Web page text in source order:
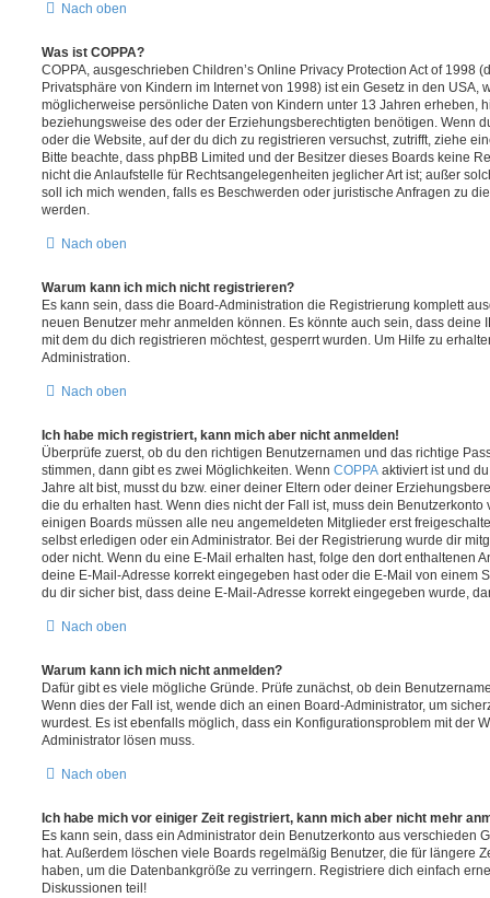
Nach oben
Was ist COPPA?
COPPA, ausgeschrieben Children’s Online Privacy Protection Act of 1998
Privatsphäre von Kindern im Internet von 1998) ist ein Gesetz in den USA,
möglicherweise persönliche Daten von Kindern unter 13 Jahren erheben,
beziehungsweise des oder der Erziehungsberechtigten benötigen. Wenn
oder die Website, auf der du dich zu registrieren versuchst, zutrifft, ziehe
Bitte beachte, dass phpBB Limited und der Besitzer dieses Boards keine
nicht die Anlaufstelle für Rechtsangelegenheiten jeglicher Art ist; außer
soll ich mich wenden, falls es Beschwerden oder juristische Anfragen zu
werden.
Nach oben
Warum kann ich mich nicht registrieren?
Es kann sein, dass die Board-Administration die Registrierung komplett
neuen Benutzer mehr anmelden können. Es könnte auch sein, dass deine
mit dem du dich registrieren möchtest, gesperrt wurden. Um Hilfe zu
Administration.
Nach oben
Ich habe mich registriert, kann mich aber nicht anmelden!
Überprüfe zuerst, ob du den richtigen Benutzernamen und das richtige
stimmen, dann gibt es zwei Möglichkeiten. Wenn COPPA aktiviert ist und
Jahre alt bist, musst du bzw. einer deiner Eltern oder deiner
die du erhalten hast. Wenn dies nicht der Fall ist, muss dein
einigen Boards müssen alle neu angemeldeten Mitglieder erst
selbst erledigen oder ein Administrator. Bei der Registrierung wurde dir
oder nicht. Wenn du eine E-Mail erhalten hast, folge den dort enthaltenen
deine E-Mail-Adresse korrekt eingegeben hast oder die E-Mail von einem
du dir sicher bist, dass deine E-Mail-Adresse korrekt eingegeben wurde,
Nach oben
Warum kann ich mich nicht anmelden?
Dafür gibt es viele mögliche Gründe. Prüfe zunächst, ob dein
Wenn dies der Fall ist, wende dich an einen Board-Administrator, um
wurdest. Es ist ebenfalls möglich, dass ein Konfigurationsproblem mit der
Administrator lösen muss.
Nach oben
Ich habe mich vor einiger Zeit registriert, kann mich aber nicht mehr
Es kann sein, dass ein Administrator dein Benutzerkonto aus verschieden
hat. Außerdem löschen viele Boards regelmäßig Benutzer, die für längere
haben, um die Datenbankgröße zu verringern. Registriere dich einfach
Diskussionen teil!